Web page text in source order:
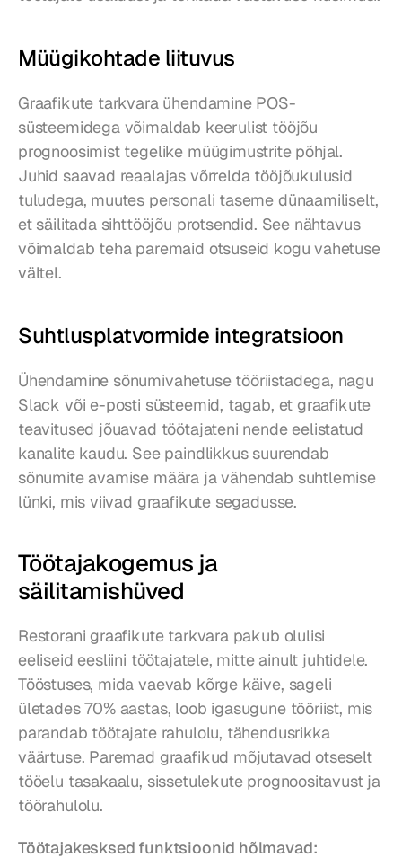
Müügikohtade liituvus
Graafikute tarkvara ühendamine POS-
süsteemidega võimaldab keerulist tööjõu
prognoosimist tegelike müügimustrite põhjal.
Juhid saavad reaalajas võrrelda tööjõukulusid
tuludega, muutes personali taseme dünaamiliselt,
et säilitada sihttööjõu protsendid. See nähtavus
võimaldab teha paremaid otsuseid kogu vahetuse
vältel.
Suhtlusplatvormide integratsioon
Ühendamine sõnumivahetuse tööriistadega, nagu
Slack või e-posti süsteemid, tagab, et graafikute
teavitused jõuavad töötajateni nende eelistatud
kanalite kaudu. See paindlikkus suurendab
sõnumite avamise määra ja vähendab suhtlemise
lünki, mis viivad graafikute segadusse.
Töötajakogemus ja
säilitamishüved
Restorani graafikute tarkvara pakub olulisi
eeliseid eesliini töötajatele, mitte ainult juhtidele.
Tööstuses, mida vaevab kõrge käive, sageli
ületades 70% aastas, loob igasugune tööriist, mis
parandab töötajate rahulolu, tähendusrikka
väärtuse. Paremad graafikud mõjutavad otseselt
tööelu tasakaalu, sissetulekute prognoositavust ja
töörahulolu.
Töötajakesksed funktsioonid hõlmavad: